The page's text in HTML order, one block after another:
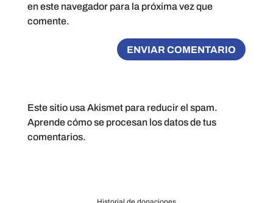
en este navegador para la próxima vez que
comente.
Este sitio usa Akismet para reducir el spam.
Aprende cómo se procesan los datos de tus
comentarios.